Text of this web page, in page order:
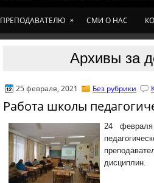
ПРЕПОДАВАТЕЛЮ » СМИ О НАС
Архивы за
25 февраля, 2021 Без рубрики
Работа школы
24
дисциплин.